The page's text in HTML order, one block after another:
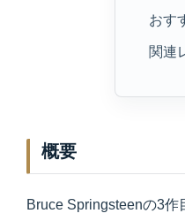
おす
関連
概要
Bruce Springsteenの3作